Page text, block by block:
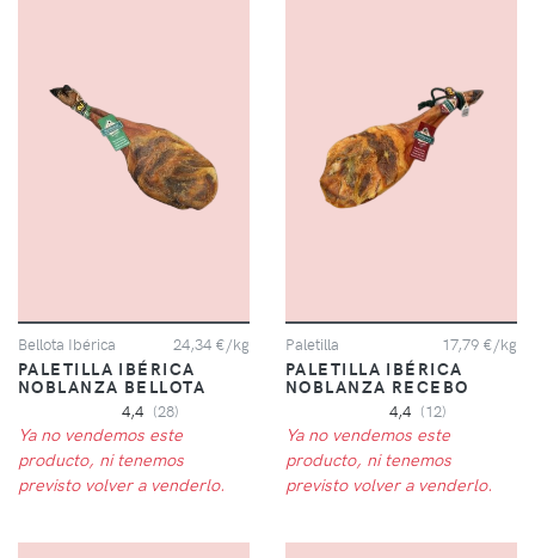
Bellota Ibérica 24,34 €/kg
PALETILLA IBÉRICA
NOBLANZA BELLOTA
4,4 (28)
Ya no vendemos este
producto, ni tenemos
previsto volver a venderlo.
Paletilla 17,79 €/kg
PALETILLA IBÉRICA
NOBLANZA RECEBO
4,4 (12)
Ya no vendemos este
producto, ni tenemos
previsto volver a venderlo.